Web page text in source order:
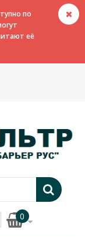
по
её
0